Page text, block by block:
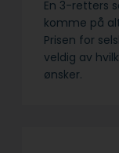
En 3-retters
komme på
Prisen for
veldig av
ønsker.